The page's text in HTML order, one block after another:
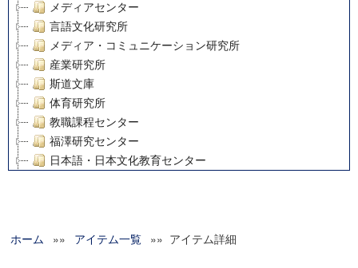
メディアセンター
言語文化研究所
メディア・コミュニケーション研究所
産業研究所
斯道文庫
体育研究所
教職課程センター
福澤研究センター
日本語・日本文化教育センター
グローバルリサーチインスティテュート
ホーム »» アイテム一覧 »» アイテム詳細